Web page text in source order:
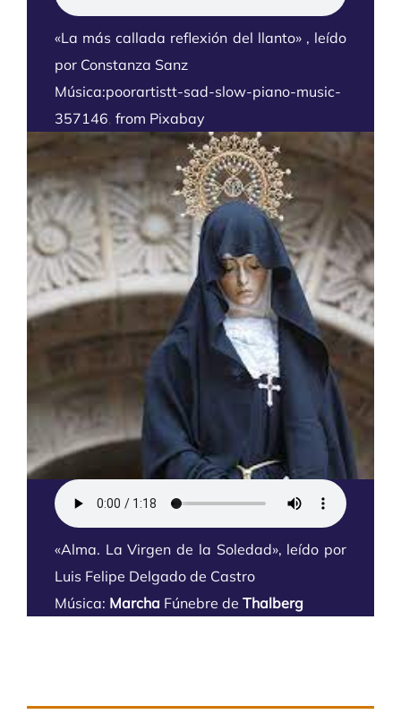
«La más callada reflexión del llanto» , leído
por Constanza Sanz
Música:poorartistt-sad-slow-piano-music-
357146,from Pixabay
«Alma. La Virgen de la Soledad», leído por
Luis Felipe Delgado de Castro
Música: Marcha Fúnebre deThalberg